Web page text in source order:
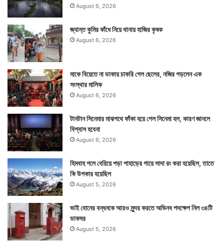
August 6, 2026
জ্যান্ত কুমির কাঁধে নিয়ে থানায় হাজির কৃষক
August 6, 2026
মাকে বিয়েতে না ডাকায় চাকরি গেল ছেলের, নজির গড়লেন এক
সংস্থার মালিক
August 6, 2026
টানটান সিনেমার মাঝপথে ফাঁকা হয়ে গেল সিনেমা হল, কারণ জানলে
বিশ্বাস হবেনা
August 6, 2026
হিমবাহ গলে বেরিয়ে পড়া পাহাড়ের গায়ে সাদা রং করা হয়েছিল, তাতে
কি উপকার হয়েছিল
August 5, 2026
ভাই বোনের বন্ধনকে আরও সুন্দর করতে অভিনব পদক্ষেপ নিল ৩৪টি
ডাকঘর
August 5, 2026